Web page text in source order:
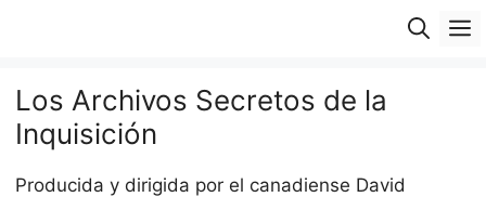
Los Archivos Secretos de la
Inquisición
Producida y dirigida por el canadiense David